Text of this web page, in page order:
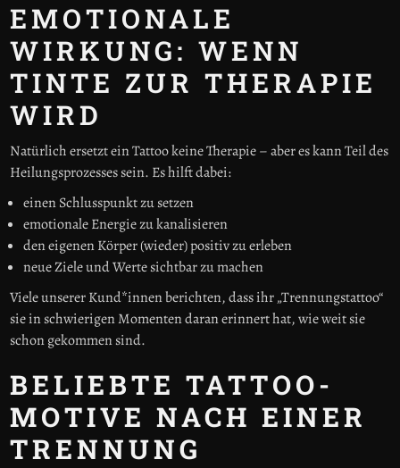
EMOTIONALE
WIRKUNG: WENN
TINTE ZUR THERAPIE
WIRD
Natürlich ersetzt ein Tattoo keine Therapie – aber es kann Teil des
Heilungsprozesses sein. Es hilft dabei:
einen Schlusspunkt zu setzen
emotionale Energie zu kanalisieren
den eigenen Körper (wieder) positiv zu erleben
neue Ziele und Werte sichtbar zu machen
Viele unserer Kund*innen berichten, dass ihr „Trennungstattoo“
sie in schwierigen Momenten daran erinnert hat, wie weit sie
schon gekommen sind.
BELIEBTE TATTOO-
MOTIVE NACH EINER
TRENNUNG